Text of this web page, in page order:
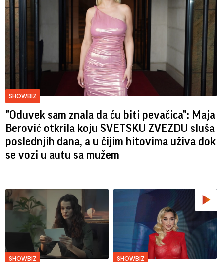
SHOWBIZ
"Oduvek sam znala da ću biti pevačica": Maja
Berović otkrila koju SVETSKU ZVEZDU sluša
poslednjih dana, a u čijim hitovima uživa dok
se vozi u autu sa mužem
SHOWBIZ SHOWBIZ